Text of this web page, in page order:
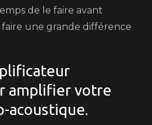
de le faire avant
une grande différence
amplifier votre
acoustique.